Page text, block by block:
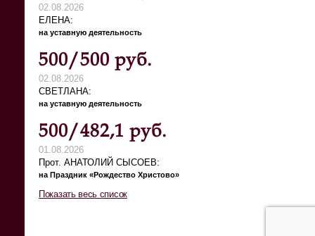
02.08.2026
ЕЛЕНА
на уставную деятельность
500/500 руб.
02.08.2026
СВЕТЛАНА
на уставную деятельность
500/482,1 руб.
01.08.2026
Прот. АНАТОЛИЙ СЫСОЕВ
на Праздник «Рождество Христово»
Показать весь список